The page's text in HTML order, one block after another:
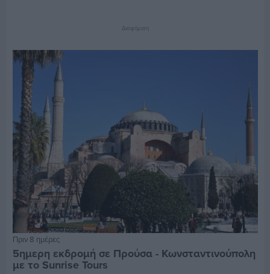
Διαφήμιση
Πριν 8 ημέρες
5ημερη εκδρομή σε Προύσα - Κωνσταντινούπολη
με το Sunrise Tours